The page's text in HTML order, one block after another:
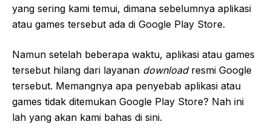
yang sering kami temui, dimana sebelumnya aplikasi
atau games tersebut ada di Google Play Store.
Namun setelah beberapa waktu, aplikasi atau games
tersebut hilang dari layanan downloadresmi Google
tersebut. Memangnya apa penyebab aplikasi atau
games tidak ditemukan Google Play Store? Nah ini
lah yang akan kami bahas di sini.